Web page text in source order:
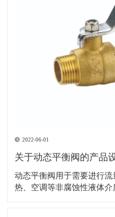
2022-06-01
关于动态平衡阀的产品
动态平衡阀用于需要进行
热、空调等非腐蚀性液体